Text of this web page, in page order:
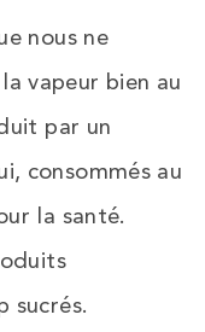
nous ne
vapeur bien au
par un
consommés au
la santé.
sucrés.